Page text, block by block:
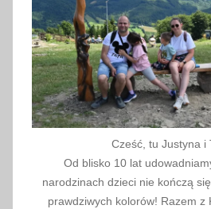
Cześć, tu Justyna i
Od blisko 10 lat
narodzinach dzieci nie kończą
prawdziwych kolorów! Razem z